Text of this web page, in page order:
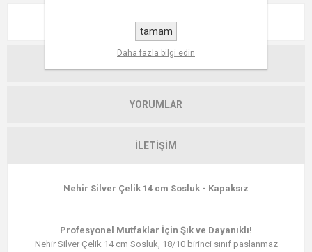
AÇIKLAMA
YORUMLAR
İLETIŞIM
Nehir Silver Çelik 14 cm Sosluk - Kapaksız
Profesyonel Mutfaklar İçin Şık ve Dayanıklı!
Nehir Silver Çelik 14 cm Sosluk, 18/10 birinci sınıf paslanmaz
tamam
Daha fazla bilgi edin